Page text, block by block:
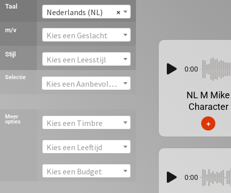
Taal
×
Nederlands (NL)
m/v
Kies een Geslacht
Stijl
Kies een Leesstijl
Selectie
Kies een Aanbevolen stem
Meer
opties Kies een Timbre
Kies een Leeftijd
Kies een Budget
0:00
NL M Mike
Character
+
0:00